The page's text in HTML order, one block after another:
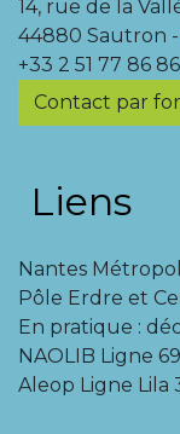
14, rue de la
44880 Sautron -
+33 2 51 77 86 86
Contact par
Liens
Nantes
Pôle Erdre et
En pratique :
NAOLIB Ligne 69
Aleop Ligne Lila